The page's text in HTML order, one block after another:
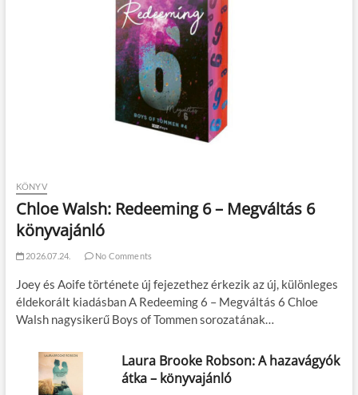
KÖNYV
Chloe Walsh: Redeeming 6 – Megváltás 6
könyvajánló
2026.07.24. No Comments
Joey és Aoife története új fejezethez érkezik az új, különleges
éldekorált kiadásban A Redeeming 6 – Megváltás 6 Chloe
Walsh nagysikerű Boys of Tommen sorozatának…
Laura Brooke Robson: A hazavágyók
átka – könyvajánló